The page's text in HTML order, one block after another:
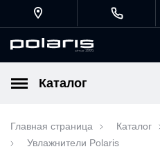
Каталог
Главная страница Каталог
Увлажнители Polaris